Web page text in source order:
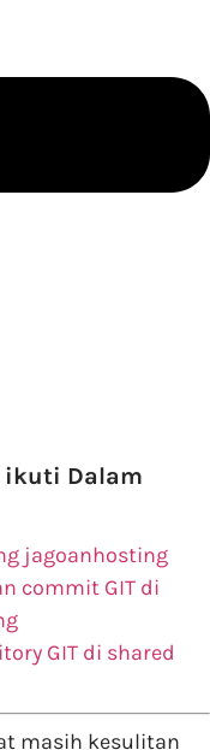
ikuti Dalam
jagoanhosting
commit GIT di
GIT di shared
masih kesulitan